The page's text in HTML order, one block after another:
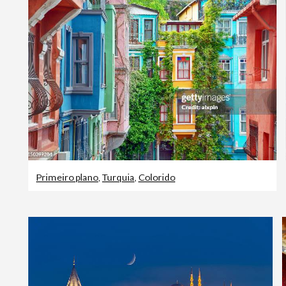
Primeiro plano Turquia Colorido